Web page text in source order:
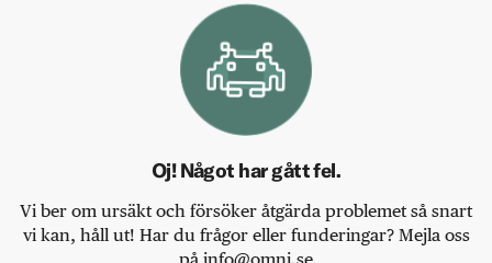
Oj! Något har gått fel.
Vi ber om ursäkt och försöker åtgärda problemet så snart
vi kan, håll ut! Har du frågor eller funderingar? Mejla oss